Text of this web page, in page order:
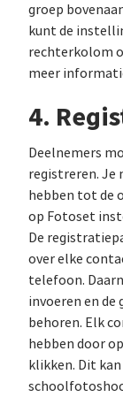
groep
kunt de
rechterkolom
meer
4.
Deelnemers
registreren. Je
hebben tot de
op Fotoset
De
over elke
telefoon.
invoeren en de
behoren. Elk
hebben door op
klikken. Dit